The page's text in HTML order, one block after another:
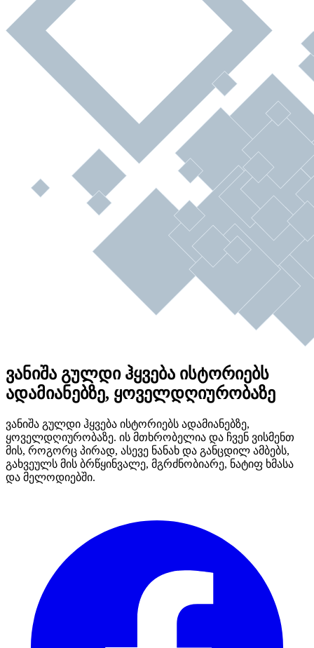
ვანიშა გულდი ჰყვება ისტორიებს
ადამიანებზე, ყოველდღიურობაზე
ვანიშა გულდი ჰყვება ისტორიებს ადამიანებზე,
ყოველდღიურობაზე. ის მთხრობელია და ჩვენ ვისმენთ
მის, როგორც პირად, ასევე ნანახ და განცდილ ამბებს,
გახვეულს მის ბრწყინვალე, მგრძნობიარე, ნატიფ ხმასა
და მელოდიებში.